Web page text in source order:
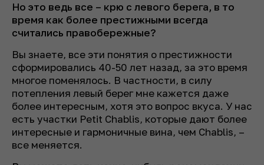
Но это ведь все – крю с левого берега, в то
время как более престижными всегда
считались правобережные?
Вы знаете, все эти понятия о престижности
сформировались 40-50 лет назад, за это время
многое поменялось. В частности, в силу
потепления левый берег мне кажется даже
более интересным, хотя это вопрос вкуса. У нас
есть участки Petit Chablis, которые дают более
интересные и гармоничные вина, чем Chablis, –
все меняется.